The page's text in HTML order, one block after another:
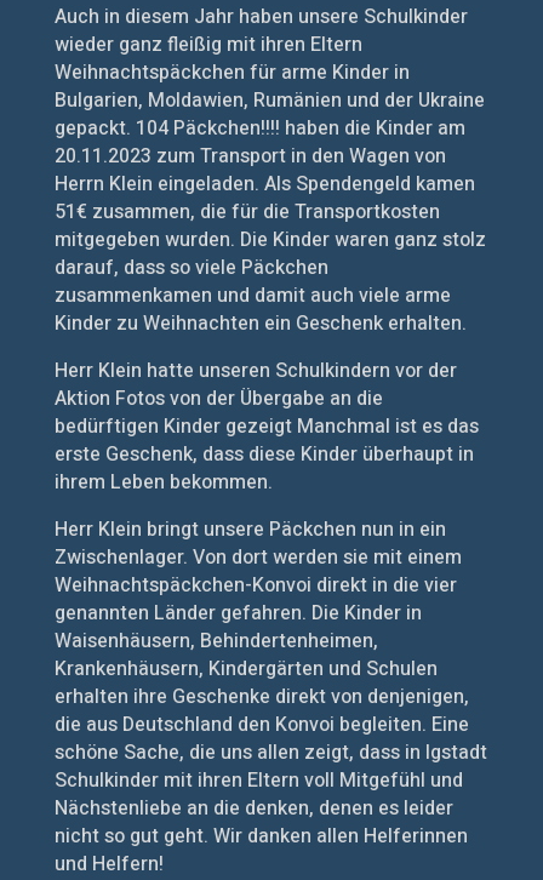
Auch in diesem Jahr haben unsere Schulkinder
wieder ganz fleißig mit ihren Eltern
Weihnachtspäckchen für arme Kinder in
Bulgarien, Moldawien, Rumänien und der Ukraine
gepackt. 104 Päckchen!!!! haben die Kinder am
20.11.2023 zum Transport in den Wagen von
Herrn Klein eingeladen. Als Spendengeld kamen
51€ zusammen, die für die Transportkosten
mitgegeben wurden. Die Kinder waren ganz stolz
darauf, dass so viele Päckchen
zusammenkamen und damit auch viele arme
Kinder zu Weihnachten ein Geschenk erhalten.
Herr Klein hatte unseren Schulkindern vor der
Aktion Fotos von der Übergabe an die
bedürftigen Kinder gezeigt Manchmal ist es das
erste Geschenk, dass diese Kinder überhaupt in
ihrem Leben bekommen.
Herr Klein bringt unsere Päckchen nun in ein
Zwischenlager. Von dort werden sie mit einem
Weihnachtspäckchen-Konvoi direkt in die vier
genannten Länder gefahren. Die Kinder in
Waisenhäusern, Behindertenheimen,
Krankenhäusern, Kindergärten und Schulen
erhalten ihre Geschenke direkt von denjenigen,
die aus Deutschland den Konvoi begleiten. Eine
schöne Sache, die uns allen zeigt, dass in Igstadt
Schulkinder mit ihren Eltern voll Mitgefühl und
Nächstenliebe an die denken, denen es leider
nicht so gut geht. Wir danken allen Helferinnen
und Helfern!